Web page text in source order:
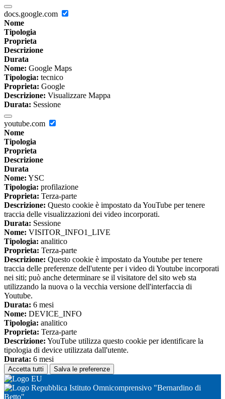
docs.google.com
Nome
Tipologia
Proprieta
Descrizione
Durata
Nome: Google Maps
Tipologia: tecnico
Proprieta: Google
Descrizione: Visualizzare Mappa
Durata: Sessione
youtube.com
Nome
Tipologia
Proprieta
Descrizione
Durata
Nome: YSC
Tipologia: profilazione
Proprieta: Terza-parte
Descrizione: Questo cookie è impostato da YouTube per tenere
traccia delle visualizzazioni dei video incorporati.
Durata: Sessione
Nome: VISITOR_INFO1_LIVE
Tipologia: analitico
Proprieta: Terza-parte
Descrizione: Questo cookie è impostato da Youtube per tenere
traccia delle preferenze dell'utente per i video di Youtube incorporati
nei siti; può anche determinare se il visitatore del sito web sta
utilizzando la nuova o la vecchia versione dell'interfaccia di
Youtube.
Durata: 6 mesi
Nome: DEVICE_INFO
Tipologia: analitico
Proprieta: Terza-parte
Descrizione: YouTube utilizza questo cookie per identificare la
tipologia di device utilizzata dall'utente.
Durata: 6 mesi
Accetta tutti Salva le preferenze
Istituto Omnicomprensivo "Bernardino di
Betto"